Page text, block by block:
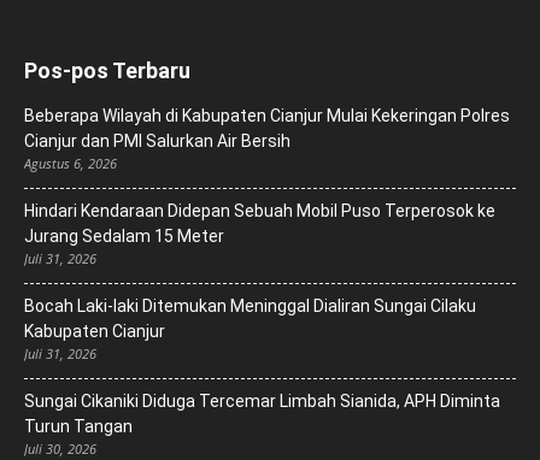
Pos-pos Terbaru
Beberapa Wilayah di Kabupaten Cianjur Mulai Kekeringan Polres
Cianjur dan PMI Salurkan Air Bersih
Agustus 6, 2026
Hindari Kendaraan Didepan Sebuah Mobil Puso Terperosok ke
Jurang Sedalam 15 Meter
Juli 31, 2026
Bocah Laki-laki Ditemukan Meninggal Dialiran Sungai Cilaku
Kabupaten Cianjur
Juli 31, 2026
Sungai Cikaniki Diduga Tercemar Limbah Sianida, APH Diminta
Turun Tangan
Juli 30, 2026